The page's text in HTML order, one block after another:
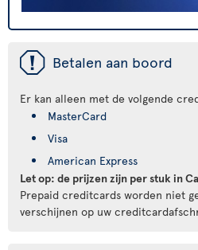
ü Betalen aan boord
Er kan alleen met de volgende
MasterCard
Visa
American Express
Let op: de prijzen zijn per stuk in
Prepaid creditcards worden niet
verschijnen op uw